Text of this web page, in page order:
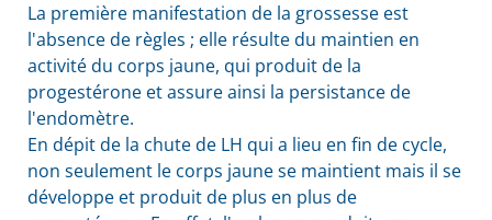
La première manifestation de la grossesse est
l'absence de règles ; elle résulte du maintien en
activité du corps jaune, qui produit de la
progestérone et assure ainsi la persistance de
l'endomètre.
En dépit de la chute de LH qui a lieu en fin de cycle,
non seulement le corps jaune se maintient mais il se
développe et produit de plus en plus de